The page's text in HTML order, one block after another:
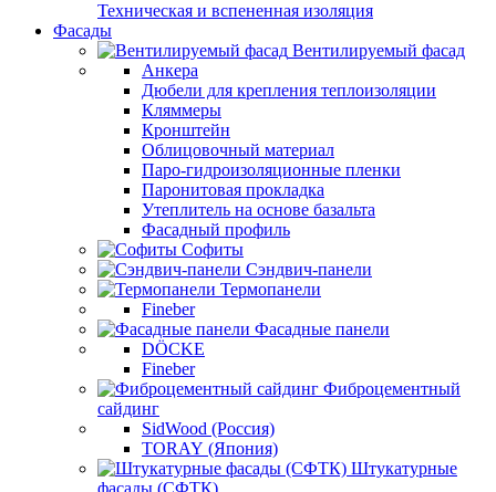
Техническая и вспененная изоляция
Фасады
Вентилируемый фасад
Анкера
Дюбели для крепления теплоизоляции
Кляммеры
Кронштейн
Облицовочный материал
Паро-гидроизоляционные пленки
Паронитовая прокладка
Утеплитель на основе базальта
Фасадный профиль
Софиты
Сэндвич-панели
Термопанели
Fineber
Фасадные панели
DÖCKE
Fineber
Фиброцементный
сайдинг
SidWood (Россия)
TORAY (Япония)
Штукатурные
фасады (СФТК)